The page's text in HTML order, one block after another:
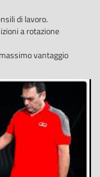
di lavoro.
a rotazione
vantaggio